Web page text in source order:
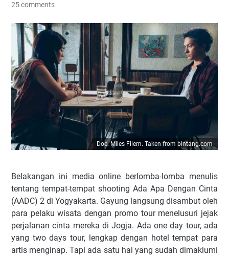
25 comments
Doc. Miles Filem. Taken from bintang.com
Belakangan ini media online berlomba-lomba menulis
tentang tempat-tempat shooting Ada Apa Dengan Cinta
(AADC) 2 di Yogyakarta. Gayung langsung disambut oleh
para pelaku wisata dengan promo tour menelusuri jejak
perjalanan cinta mereka di Jogja. Ada one day tour, ada
yang two days tour, lengkap dengan hotel tempat para
artis menginap. Tapi ada satu hal yang sudah dimaklumi